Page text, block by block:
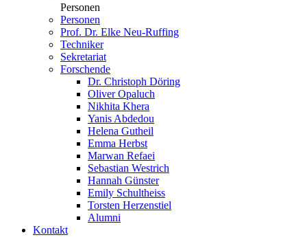
Personen
Personen
Prof. Dr. Elke Neu-Ruffing
Techniker
Sekretariat
Forschende
Dr. Christoph Döring
Oliver Opaluch
Nikhita Khera
Yanis Abdedou
Helena Gutheil
Emma Herbst
Marwan Refaei
Sebastian Westrich
Hannah Günster
Emily Schultheiss
Torsten Herzenstiel
Alumni
Kontakt